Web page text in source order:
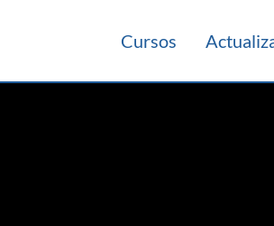
Cursos